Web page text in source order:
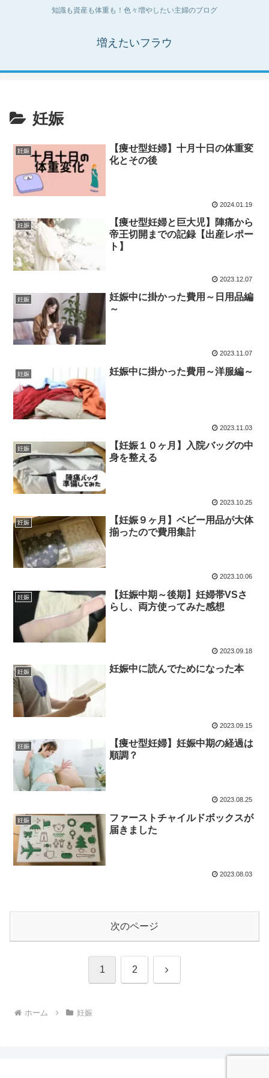
知識も資産も体重も！色々増やしたい主婦のブログ
増えたいフラウ
妊娠
妊娠
【痩せ型妊婦】十月十日の体重変
化とその後
2024.01.19
妊娠
【痩せ型妊婦と巨大児】陣痛から
帝王切開までの記録【出産レポー
ト】
2023.12.07
妊娠
妊娠中に掛かった費用～日用品編
～
2023.11.07
妊娠 妊娠中に掛かった費用～洋服編～
2023.11.03
妊娠
【妊娠１０ヶ月】入院バッグの中
身を整える
2023.10.25
妊娠
【妊娠９ヶ月】ベビー用品が大体
揃ったので費用集計
2023.10.06
妊娠
【妊娠中期～後期】妊婦帯VSさ
らし、両方使ってみた感想
2023.09.18
妊娠 妊娠中に読んでためになった本
2023.09.15
妊娠
【痩せ型妊婦】妊娠中期の経過は
順調？
2023.08.25
妊娠
ファーストチャイルドボックスが
届きました
2023.08.03
次のページ
1 2 次
ホーム 妊娠